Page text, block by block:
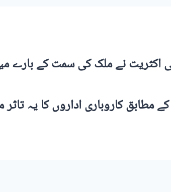
اکثریت نے ملک کی سمت کے بارے
مطابق کاروباری اداروں کا یہ